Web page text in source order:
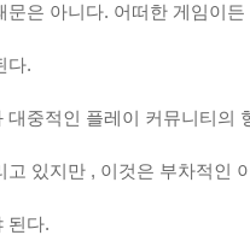
문은 아니다. 어떠한 게임이
다.
대중적인 플레이 커뮤니티의
고 있지만 , 이것은 부차적인
된다.